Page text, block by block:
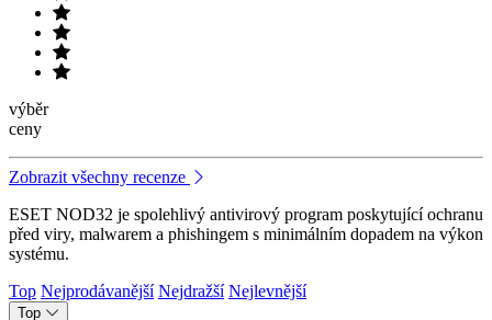
výběr
ceny
Zobrazit všechny recenze
ESET NOD32 je spolehlivý antivirový program poskytující ochranu
před viry, malwarem a phishingem s minimálním dopadem na výkon
systému.
Top Nejprodávanější Nejdražší Nejlevnější
Top